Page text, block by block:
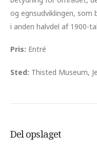
og egnsudviklingen,
i anden halvdel af 1900-
Pris: Entré
Sted: Thisted Museum,
Del opslaget